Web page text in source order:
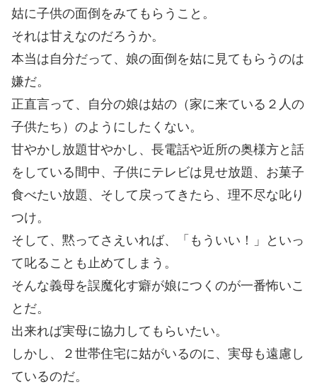
姑に子供の面倒をみてもらうこと。
それは甘えなのだろうか。
本当は自分だって、娘の面倒を姑に見てもらうのは
嫌だ。
正直言って、自分の娘は姑の（家に来ている２人の
子供たち）のようにしたくない。
甘やかし放題甘やかし、長電話や近所の奥様方と話
をしている間中、子供にテレビは見せ放題、お菓子
食べたい放題、そして戻ってきたら、理不尽な叱り
つけ。
そして、黙ってさえいれば、「もういい！」といっ
て叱ることも止めてしまう。
そんな義母を誤魔化す癖が娘につくのが一番怖いこ
とだ。
出来れば実母に協力してもらいたい。
しかし、２世帯住宅に姑がいるのに、実母も遠慮し
ているのだ。